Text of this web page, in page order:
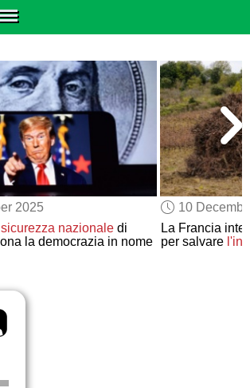
SUBSCRIBE
EDUCATIONAL LICENSES
GIFT CARDS
OTHER LANGUAGES
ABOUT US
ALEXA
ADJUST COLORS
2025
nazionaledi
la democrazia in nome
10
La Francia
per salvare